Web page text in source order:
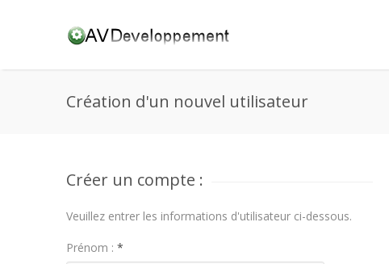
Création d'un nouvel utilisateur
Créer un compte :
Veuillez entrer les informations d'utilisateur ci-dessous.
Prénom : *